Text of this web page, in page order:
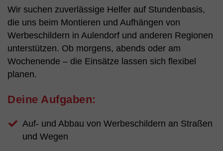
Wir suchen zuverlässige Helfer auf Stundenbasis,
die uns beim Montieren und Aufhängen von
Werbeschildern in Aulendorf und anderen Regionen
unterstützen. Ob morgens, abends oder am
Wochenende – die Einsätze lassen sich flexibel
planen.
Deine Aufgaben:
Auf- und Abbau von Werbeschildern an Straßen
und Wegen